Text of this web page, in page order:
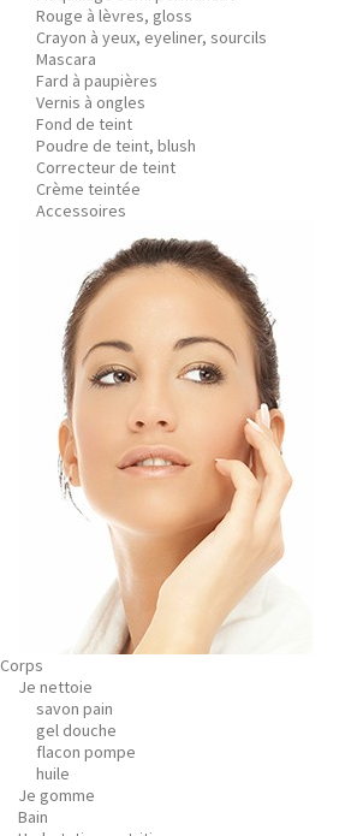
Rouge à lèvres, gloss
Crayon à yeux, eyeliner, sourcils
Mascara
Fard à paupières
Vernis à ongles
Fond de teint
Poudre de teint, blush
Correcteur de teint
Crème teintée
Accessoires
Corps
Je nettoie
savon pain
gel douche
flacon pompe
huile
Je gomme
Bain